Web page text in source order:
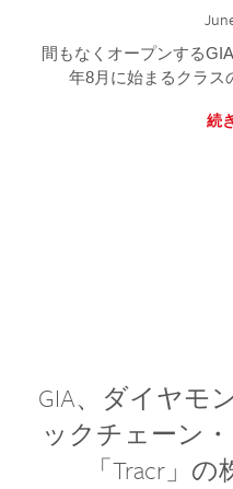
間もなくオープンする
年8月に始まるクラス
続
GIA、ダイヤモ
ックチェーン
「Tracr」